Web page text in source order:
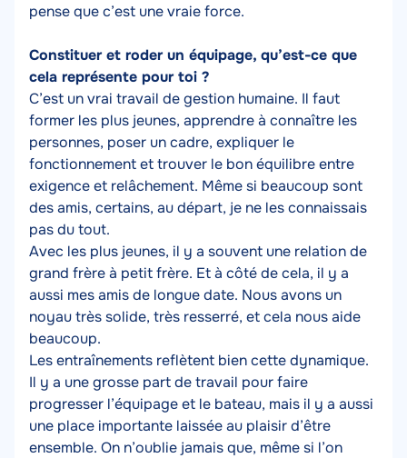
pense que c’est une vraie force.
Constituer et roder un équipage, qu’est-ce que
cela représente pour toi ?
C’est un vrai travail de gestion humaine. Il faut
former les plus jeunes, apprendre à connaître les
personnes, poser un cadre, expliquer le
fonctionnement et trouver le bon équilibre entre
exigence et relâchement. Même si beaucoup sont
des amis, certains, au départ, je ne les connaissais
pas du tout.
Avec les plus jeunes, il y a souvent une relation de
grand frère à petit frère. Et à côté de cela, il y a
aussi mes amis de longue date. Nous avons un
noyau très solide, très resserré, et cela nous aide
beaucoup.
Les entraînements reflètent bien cette dynamique.
Il y a une grosse part de travail pour faire
progresser l’équipage et le bateau, mais il y a aussi
une place importante laissée au plaisir d’être
ensemble. On n’oublie jamais que, même si l’on